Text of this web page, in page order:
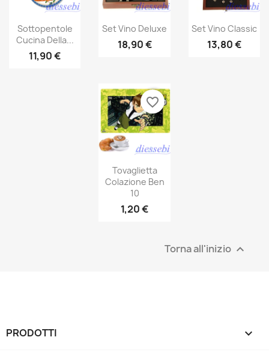
Sottopentole
Cucina Della...
11,90 €
Set Vino Deluxe
18,90 €
Set Vino Classic
13,80 €
Tovaglietta
Colazione Ben
10
1,20 €
favorite_border
Torna all'inizio 
PRODOTTI 